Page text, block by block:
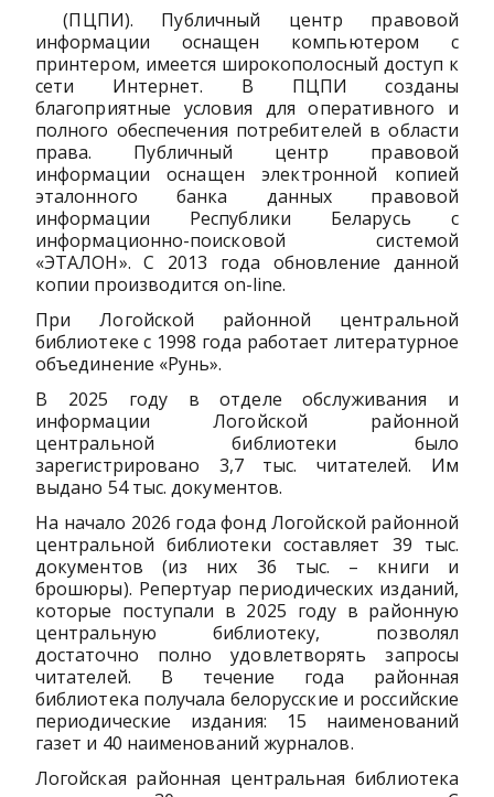
(ПЦПИ). Публичный центр правовой
информации оснащен компьютером с
принтером, имеется широкополосный доступ к
сети Интернет. В ПЦПИ созданы
благоприятные условия для оперативного и
полного обеспечения потребителей в области
права. Публичный центр правовой
информации оснащен электронной копией
эталонного банка данных правовой
информации Республики Беларусь с
информационно-поисковой системой
«ЭТАЛОН». С 2013 года обновление данной
копии производится on-line.
При Логойской районной центральной
библиотеке с 1998 года работает литературное
объединение «Рунь».
В 2025 году в отделе обслуживания и
информации Логойской районной
центральной библиотеки было
зарегистрировано 3,7 тыс. читателей. Им
выдано 54 тыс. документов.
На начало 2026 года фонд Логойской районной
центральной библиотеки составляет 39 тыс.
документов (из них 36 тыс. – книги и
брошюры). Репертуар периодических изданий,
которые поступали в 2025 году в районную
центральную библиотеку, позволял
достаточно полно удовлетворять запросы
читателей. В течение года районная
библиотека получала белорусские и российские
периодические издания: 15 наименований
газет и 40 наименований журналов.
Логойская районная центральная библиотека